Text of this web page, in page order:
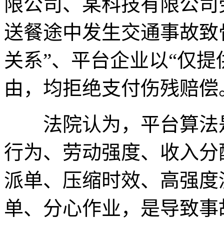
限公司、某科技有限公
送餐途中发生交通事故
关系”、平台企业以“仅
由，均拒绝支付伤残赔偿
法院认为，平台算法
行为、劳动强度、收入
派单、压缩时效、高强
单、分心作业，是导致